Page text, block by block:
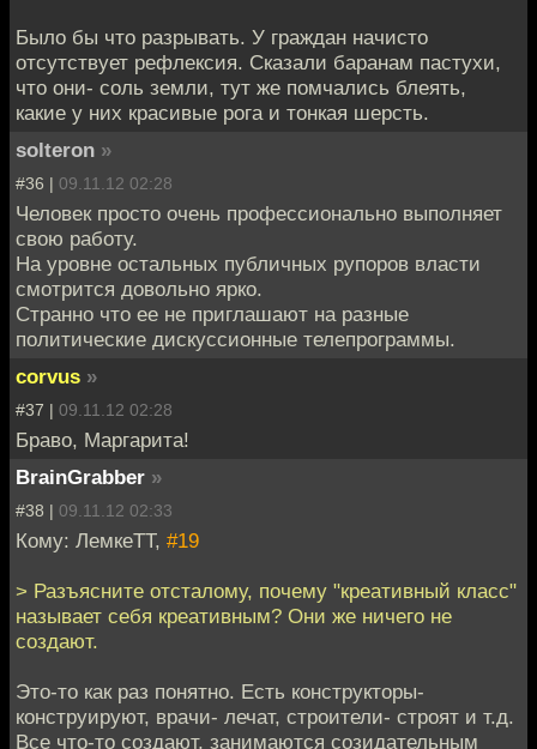
Было бы что разрывать. У граждан начисто
отсутствует рефлексия. Сказали баранам пастухи,
что они- соль земли, тут же помчались блеять,
какие у них красивые рога и тонкая шерсть.
solteron »
#36 | 09.11.12 02:28
Человек просто очень профессионально выполняет
свою работу.
На уровне остальных публичных рупоров власти
смотрится довольно ярко.
Странно что ее не приглашают на разные
политические дискуссионные телепрограммы.
corvus »
#37 | 09.11.12 02:28
Браво, Маргарита!
BrainGrabber »
#38 | 09.11.12 02:33
Кому: ЛемкеТТ, #19
> Разъясните отсталому, почему "креативный класс"
называет себя креативным? Они же ничего не
создают.
Это-то как раз понятно. Есть конструкторы-
конструируют, врачи- лечат, строители- строят и т.д.
Все что-то создают, занимаются созидательным